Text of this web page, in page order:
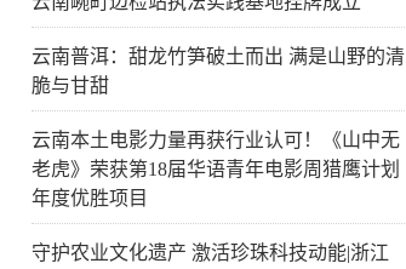
云南普洱：甜龙竹笋破土而出 满是山野的清
脆与甘甜
云南本土电影力量再获行业认可！《山中无
老虎》荣获第18届华语青年电影周猎鹰计划
年度优胜项目
守护农业文化遗产 激活珍珠科技动能|浙江